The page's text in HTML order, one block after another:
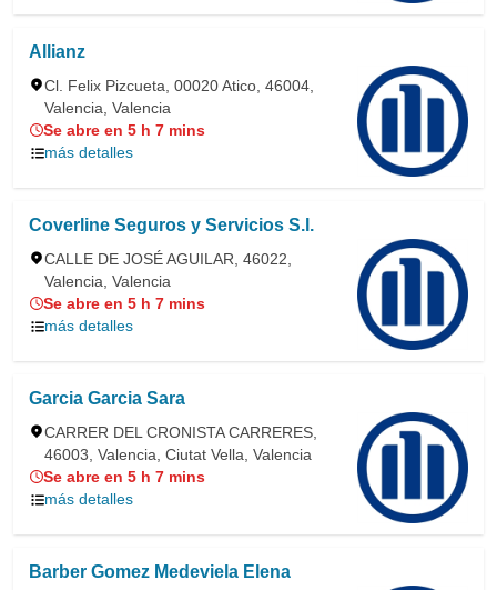
Allianz
Cl. Felix Pizcueta, 00020 Atico, 46004,
Valencia, Valencia
Se abre en 5 h 7 mins
más detalles
Coverline Seguros y Servicios S.l.
CALLE DE JOSÉ AGUILAR, 46022,
Valencia, Valencia
Se abre en 5 h 7 mins
más detalles
Garcia Garcia Sara
CARRER DEL CRONISTA CARRERES,
46003, Valencia, Ciutat Vella, Valencia
Se abre en 5 h 7 mins
más detalles
Barber Gomez Medeviela Elena